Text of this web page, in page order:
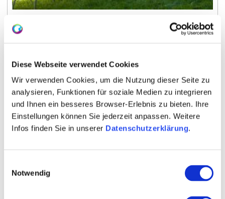
Diese Webseite verwendet Cookies
Wir verwenden Cookies, um die Nutzung dieser Seite zu
analysieren, Funktionen für soziale Medien zu integrieren
und Ihnen ein besseres Browser-Erlebnis zu bieten. Ihre
Einstellungen können Sie jederzeit anpassen. Weitere
Infos finden Sie in unserer Datenschutzerklärung.
Notwendig
Current Press Releases